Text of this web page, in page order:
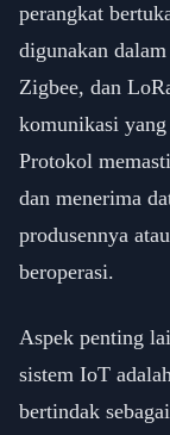
perangkat
digunakan
Zigbee, dan
komunikasi
Protokol
dan menerima
produsennya
beroperasi.
Aspek penting
sistem IoT
bertindak